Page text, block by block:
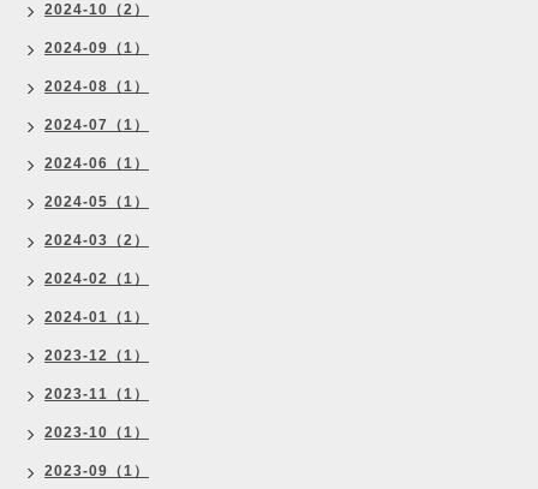
2024-10（2）
2024-09（1）
2024-08（1）
2024-07（1）
2024-06（1）
2024-05（1）
2024-03（2）
2024-02（1）
2024-01（1）
2023-12（1）
2023-11（1）
2023-10（1）
2023-09（1）